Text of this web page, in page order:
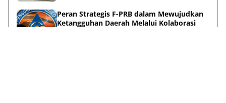
Peran Strategis F-PRB dalam Mewujudkan
Ketangguhan Daerah Melalui Kolaborasi